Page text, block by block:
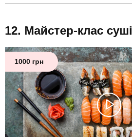
Майстер-клас суші
1000 грн